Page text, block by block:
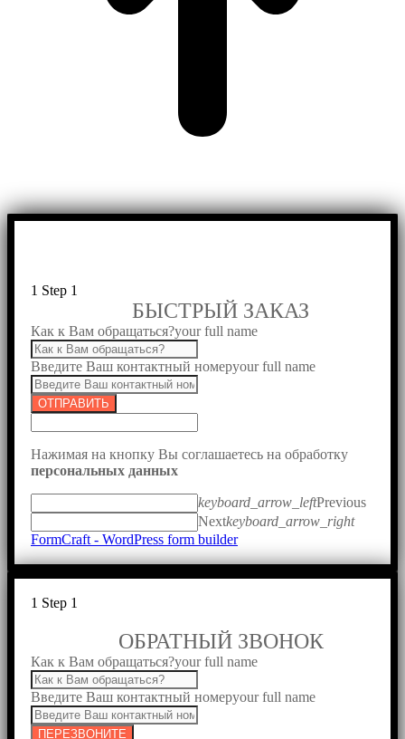
1 Step 1
БЫСТРЫЙ ЗАКАЗ
Как к Вам обращаться?your full name
Введите Ваш контактный номерyour full name
ОТПРАВИТЬ
Нажимая на кнопку Вы соглашаетесь на обработку
персональных данных
keyboard_arrow_leftPrevious
Nextkeyboard_arrow_right
FormCraft - WordPress form builder
1 Step 1
ОБРАТНЫЙ ЗВОНОК
Как к Вам обращаться?your full name
Введите Ваш контактный номерyour full name
ПЕРЕЗВОНИТЕ